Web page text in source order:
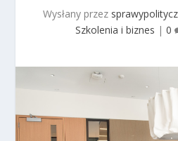
Wysłany przez
Szkolenia i biznes | 0